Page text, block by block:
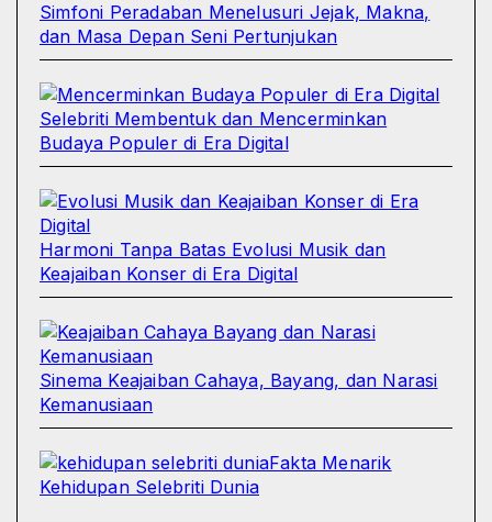
Simfoni Peradaban Menelusuri Jejak, Makna,
dan Masa Depan Seni Pertunjukan
Selebriti Membentuk dan Mencerminkan
Budaya Populer di Era Digital
Harmoni Tanpa Batas Evolusi Musik dan
Keajaiban Konser di Era Digital
Sinema Keajaiban Cahaya, Bayang, dan Narasi
Kemanusiaan
Fakta Menarik
Kehidupan Selebriti Dunia